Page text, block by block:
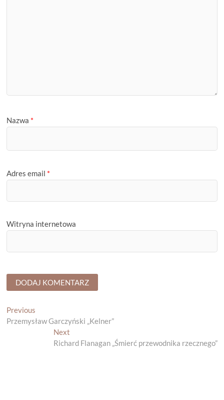
Nazwa *
Adres email *
Witryna internetowa
Nawigacja
wpisu
Previous
post:
Przemysław Garczyński „Kelner”
NextNext
post:
Richard Flanagan „Śmierć przewodnika rzecznego”